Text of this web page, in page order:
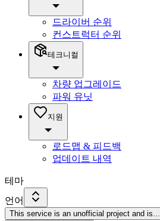
드라이버 순위
컨스트럭터 순위
테크니컬
차량 업그레이드
파워 유닛
지원
로드맵 & 피드백
업데이트 내역
테마
언어
This service is an unofficial project and is...